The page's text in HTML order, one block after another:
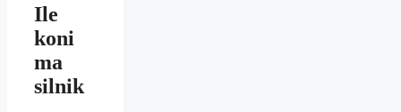
Ile
koni
ma
silnik